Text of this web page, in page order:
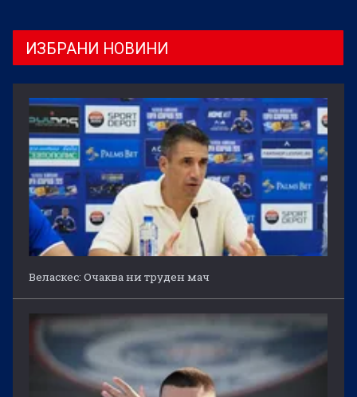
ИЗБРАНИ НОВИНИ
Веласкес: Очаква ни труден мач